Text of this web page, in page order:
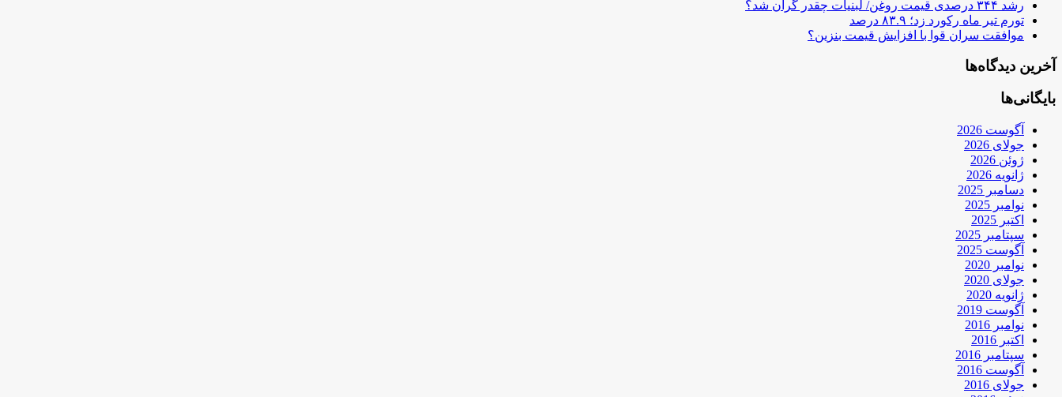
رشد ۳۴۴ درصدی قیمت روغن/ لبنیات چقدر گران شد؟
تورم تیر ماه رکورد زد؛ ۸۳.۹ درصد
موافقت سران قوا با افزایش قیمت بنزین؟
آخرین دیدگاه‌ها
بایگانی‌ها
آگوست 2026
جولای 2026
ژوئن 2026
ژانویه 2026
دسامبر 2025
نوامبر 2025
اکتبر 2025
سپتامبر 2025
آگوست 2025
نوامبر 2020
جولای 2020
ژانویه 2020
آگوست 2019
نوامبر 2016
اکتبر 2016
سپتامبر 2016
آگوست 2016
جولای 2016